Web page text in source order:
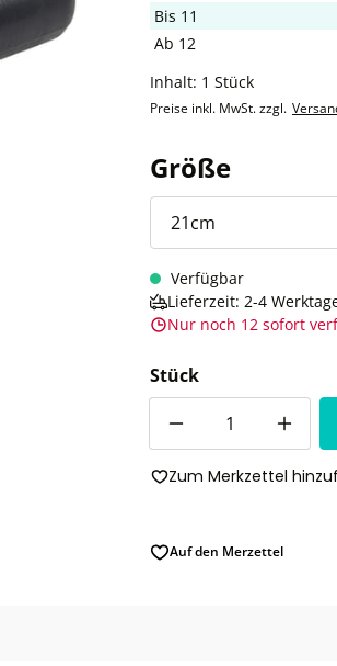
Bis 11
Ab 12
Inhalt: 1 Stück
Preise inkl. MwSt. zzgl.
Größe
Verfügbar
Lieferzeit: 2-4
Nur noch 12 sofort
Stück
Zum Merkzettel
Auf den Merzettel